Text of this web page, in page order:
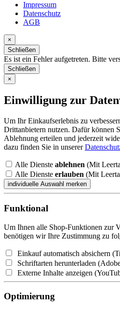
Impressum
Datenschutz
AGB
×
Schließen
Es ist ein Fehler aufgetreten. Bitte
Schließen
×
Einwilligung zur
Um Ihr Einkaufserlebnis zu
Drittanbietern nutzen. Dafür können
Ablehnung erteilen und jederzeit
dazu finden Sie in unserer
Alle Dienste ablehnen (Mit
Alle Dienste erlauben (Mit
Funktional
Um Ihnen alle Shop-Funktionen zur
benötigen wir Ihre Zustimmung zu
Einkauf automatisch absichern
Schriftarten herunterladen
Externe Inhalte anzeigen
Optimierung